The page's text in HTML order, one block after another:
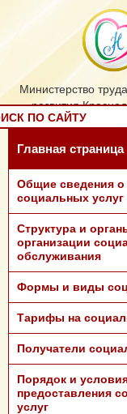
Министерство
развития
ПО САЙТУ
Главная страница
Общие сведения о
социальных услуг
Структура и
организации
обслуживания
Формы и виды
Тарифы на
Получатели
Порядок и
предоставления
услуг